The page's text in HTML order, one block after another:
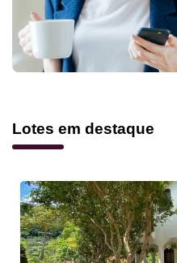
Lotes em destaque